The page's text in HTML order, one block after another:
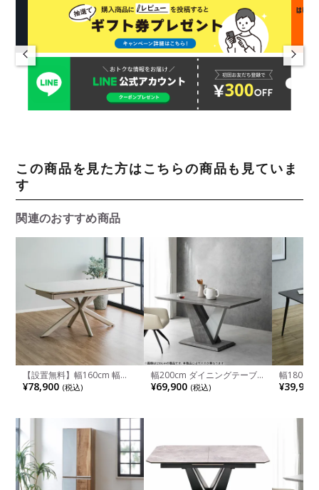
この商品を見た方はこちらの商品も見ていま
す
関連のおすすめ商品
【設置無料】幅160cm 幅
200cm 伸長式ダイニングテ
ーブル セラミック天板 おし
ホワイト ナチュラル(両サイ
¥78,900 (税込)
幅200cm ダイニングテーブ
ル 石目調 コンクリート調 大
理石調 テーブル モダン 1本脚
¥69,900 (税込)
幅180cm
イニング
石調 テー
ブラッ
¥39,900